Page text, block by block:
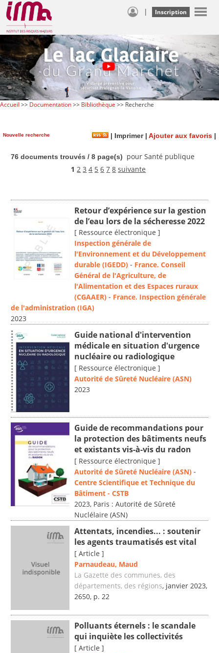
| Inscription
Accueil >> Documentation>> Bibliothèque >> Recherche
Nouvelle recherche | Imprimer| Ajouter aux favoris |
76 documents trouvés / 8 page(s)
pour Santé publique
1 2 3 4 5 6 7 8 suivante
Retour d’expérience sur la gestion
de l’eau lors de la sécheresse 2022
[ Ressource électronique ]
Inspection générale de
l'Environnement et du Développement
durable (IGEDD) - France. Conseil
Général de l'Agriculture, de
l'Alimentation et des Espaces ruraux
(CGAAER) - France. Inspection générale
de l'administration (IGA)
2023
Guide national d'intervention
médicale en situation d'urgence
nucléaire ou radiologique
[ Ressource électronique ]
Autorité de Sûreté Nucléaire (ASN)
2023
Guide de recommandations pour
la protection des bâtiments neufs
et existants vis-à-vis du radon
[ Ressource électronique ]
Autorité de Sûreté Nucléaire (ASN) -
Centre Scientifique et Technique du
Bâtiment - CSTB
2023, Paris : Autorité de Sûreté
Nuclélaire (ASN)
Attentats, incendies... : soutenir
les agents traumatisés est vital
[ Article ]
Parnaudeau, Maud
La Gazette des communes, des
départements, des régions, janvier 2023,
2650, p. 22
Polluants éternels : le scandale
qui inquiète les collectivités
[ Article ]